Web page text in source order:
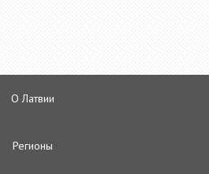
О Латвии
Регионы